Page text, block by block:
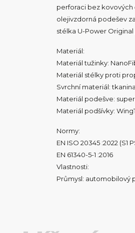
perforaci bez kovových
olejivzdorná podešev
stélka U-Power
Materiál:
Materiál tužinky:
Materiál stélky proti
Svrchní materiál:
Materiál podešve:
Materiál podšívky:
Normy:
EN ISO 20345 :2022 (S1
EN 61340-5-1 :2016
Vlastnosti:
Průmysl: automobilový